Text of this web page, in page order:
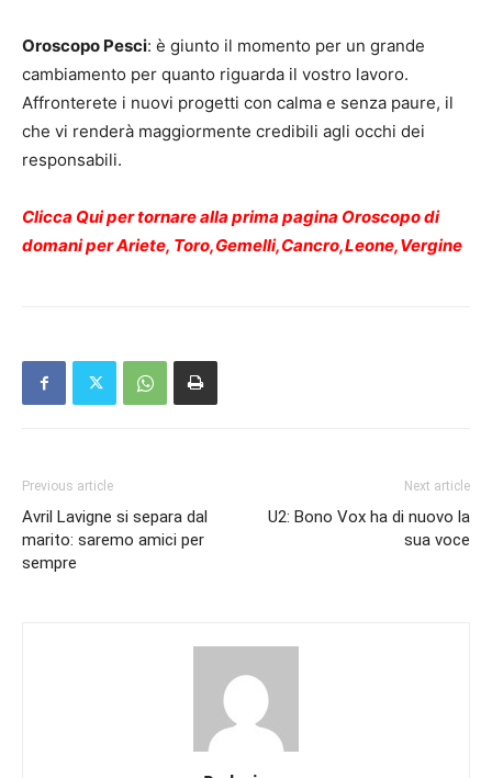
Oroscopo Pesci: è giunto il momento per un grande
cambiamento per quanto riguarda il vostro lavoro.
Affronterete i nuovi progetti con calma e senza paure, il
che vi renderà maggiormente credibili agli occhi dei
responsabili.
Clicca Qui per tornare alla prima pagina Oroscopo di
domani per Ariete, Toro,Gemelli,Cancro,Leone,Vergine
Previous article
Avril Lavigne si separa dal
marito: saremo amici per
sempre
Next article
U2: Bono Vox ha di nuovo la
sua voce